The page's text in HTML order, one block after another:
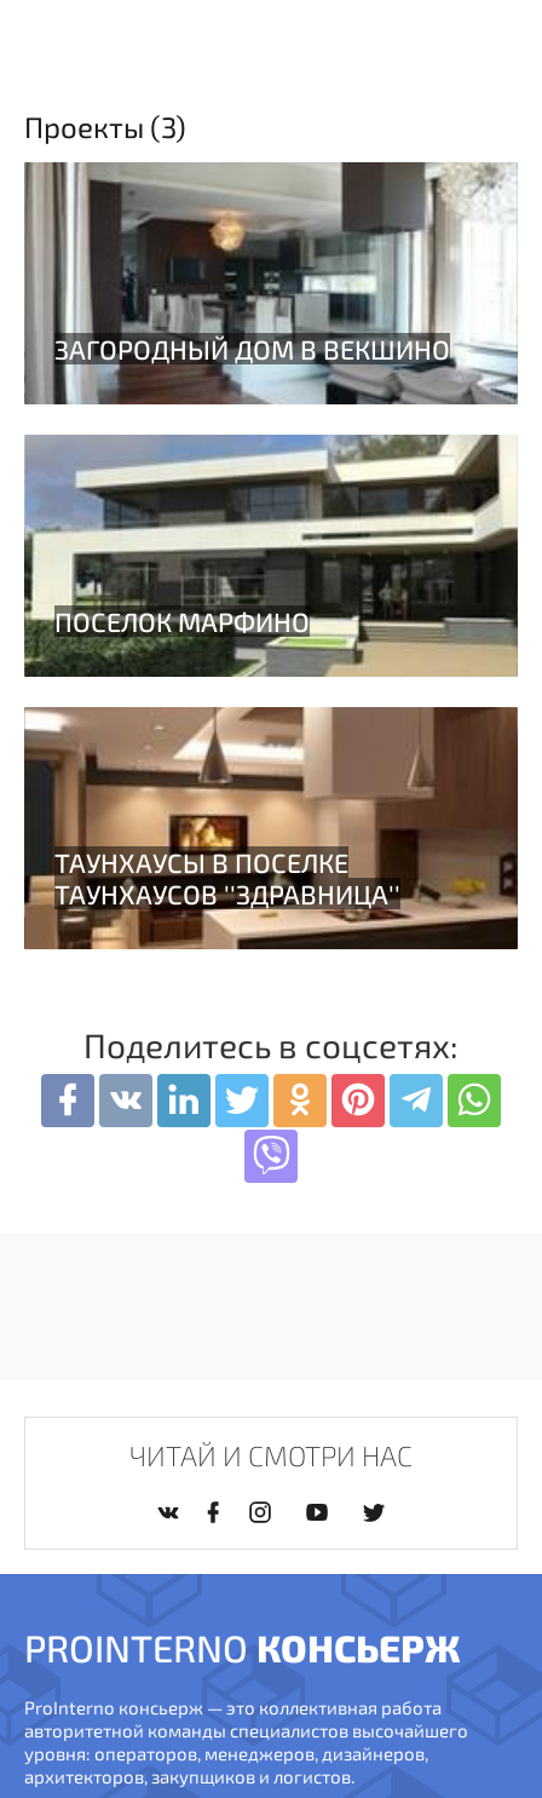
Проекты (3)
Поделитесь в соцсетях:
ЧИТАЙ И СМОТРИ НАС
PROINTERNO КОНСЬЕРЖ
ProInterno консьерж — это коллективная работа
авторитетной команды специалистов высочайшего
уровня: операторов, менеджеров, дизайнеров,
архитекторов, закупщиков и логистов.